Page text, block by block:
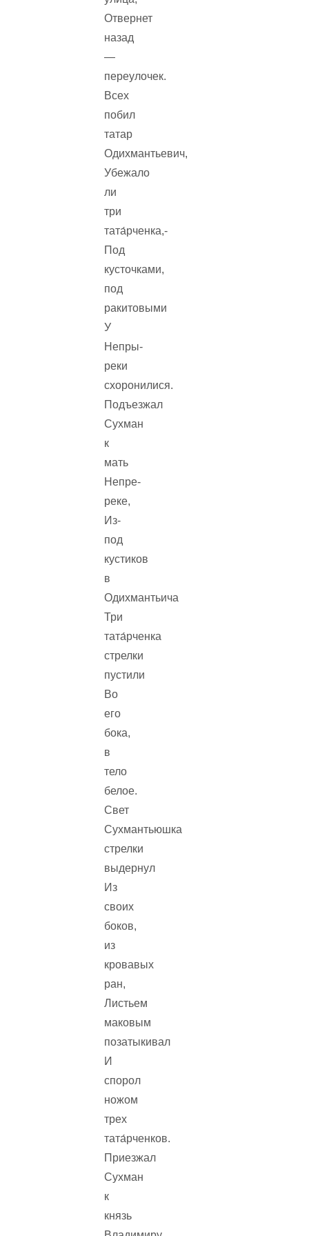
Отвернет
назад
—
переулочек.
Всех
побил
татар
Одихмантьевич,
Убежало
ли
три
тата́рченка,-
Под
кусточками,
под
ракитовыми
У
Непры-
реки
схоронилися.
Подъезжал
Сухман
к
мать
Непре-
реке,
Из-
под
кустиков
в
Одихмантьича
Три
тата́рченка
стрелки
пустили
Во
его
бока,
в
тело
белое.
Свет
Сухмантьюшка
стрелки
выдернул
Из
своих
боков,
из
кровавых
ран,
Листьем
маковым
позатыкивал
И
спорол
ножом
трех
тата́рченков.
Приезжал
Сухман
к
князь